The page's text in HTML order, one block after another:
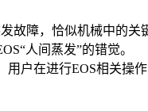
故障，恰似机械中的
人间蒸发”的错觉。
户在进行EOS相关操